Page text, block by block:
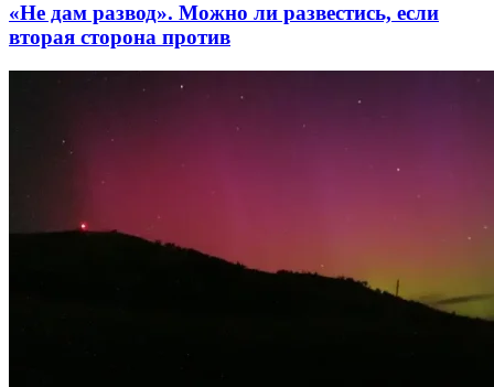
«Не дам развод». Можно ли развестись, если
вторая сторона против